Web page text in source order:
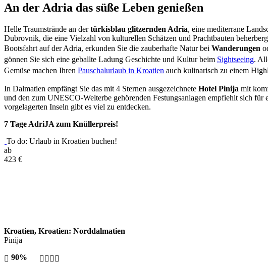
An der Adria das süße Leben genießen
Helle Traumstrände an dertürkisblau glitzernden Adria, eine mediterrane
Dubrovnik, die eine Vielzahl von kulturellen Schätzen und Prachtbauten
Bootsfahrt auf der Adria, erkunden Sie die zauberhafte Natur bei Wanderungen
gönnen Sie sich eine geballte Ladung Geschichte und Kultur beim Sightseeing.
Gemüse machen Ihren Pauschalurlaub in Kroatien auch kulinarisch zu einem
In Dalmatien empfängt Sie das mit 4 Sternen ausgezeichnete Hotel Pinija mit
und den zum UNESCO-Welterbe gehörenden Festungsanlagen empfiehlt sich
vorgelagerten Inseln gibt es viel zu entdecken.
7 Tage AdriJA zum Knüllerpreis!
To do: Urlaub in Kroatien buchen!
ab
423 €
Kroatien, Kroatien: Norddalmatien
Pinija
90%